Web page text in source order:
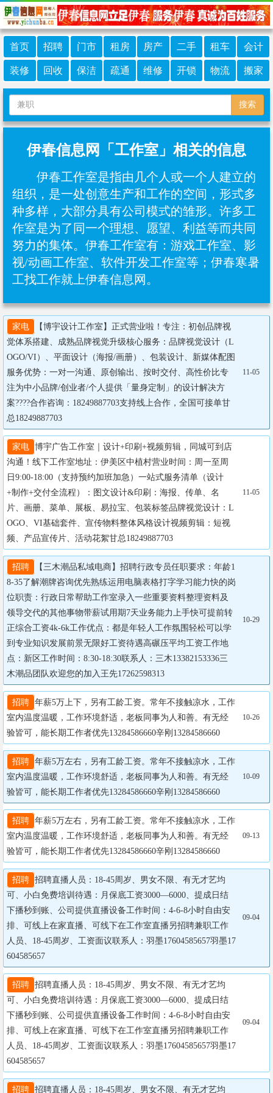
首页 招聘 门市 租房 房产 二手 租车 会计
装修 回收 保洁 疏通 维修 开锁 物流 搬家
搜索
伊春信息网「工作室」相关的信息
伊春工作室是指由几个人或一个人建立的
组织，是一处创意生产和工作的空间，形式多
种多样，大部分具有公司模式的雏形。许多工
作室是为了同一个理想、愿望、利益等而共同
努力的集体。伊春工作室有：‌游戏工作室、影
视/动画工作室、软件开发工作室等；伊春寒暑
工找工作就上伊春信息网。
家电
【博宇设计工作室】正式营业啦！专注：初创品牌视
觉体系搭建、成熟品牌视觉升级核心服务：品牌视觉设计（L
OGO/VI）、平面设计（海报/画册）、包装设计、新媒体配图
服务优势：一对一沟通、原创输出、按时交付、高性价比专
注为中小品牌/创业者/个人提供「量身定制」的设计解决方
案????合作咨询：18249887703支持线上合作，全国可接单甘
总18249887703
11-05
家电 博宇广告工作室｜设计+印刷+视频剪辑，同城可到店
沟通！线下工作室地址：伊美区中植村营业时间：周一至周
日9:00-18:00（支持预约加班加急）一站式服务清单（设计
+制作+交付全流程）：图文设计&印刷：海报、传单、名
片、画册、菜单、展板、易拉宝、包装标签品牌视觉设计：L
OGO、VI基础套件、宣传物料整体风格设计视频剪辑：短视
频、产品宣传片、活动花絮甘总18249887703
11-05
招聘
【三木潮品私域电商】招聘行政专员任职要求：年龄1
8-35了解潮牌咨询优先熟练运用电脑表格打字学习能力快的岗
位职责：行政日常帮助工作室录入一些重要资料整理资料及
领导交代的其他事物带薪试用期7天业务能力上手快可提前转
正综合工资4k-6k工作优点：都是年轻人工作氛围轻松可以学
到专业知识发展前景无限好工资待遇高碾压平均工资工作地
点：新区工作时间：8:30-18:30联系人：三木13382153336三
木潮品团队欢迎您的加入王先17262598313
10-29
招聘 年薪5万上下，另有工龄工资。常年不接触凉水，工作
室内温度温暖，工作环境舒适，老板同事为人和善。有无经
验皆可，能长期工作者优先13284586660辛刚13284586660
10-26
招聘 年薪5万左右，另有工龄工资。常年不接触凉水，工作
室内温度温暖，工作环境舒适，老板同事为人和善。有无经
验皆可，能长期工作者优先13284586660辛刚13284586660
10-09
招聘 年薪5万左右，另有工龄工资。常年不接触凉水，工作
室内温度温暖，工作环境舒适，老板同事为人和善。有无经
验皆可，能长期工作者优先13284586660辛刚13284586660
09-13
招聘 招聘直播人员：18-45周岁、男女不限、有无才艺均
可、小白免费培训待遇：月保底工资3000—6000、提成日结
下播秒到账、公司提供直播设备工作时间：4-6-8小时自由安
排、可线上在家直播、可线下在工作室直播另招聘兼职工作
人员、18-45周岁、工资面议联系人：羽墨17604585657羽墨17
604585657
09-04
招聘 招聘直播人员：18-45周岁、男女不限、有无才艺均
可、小白免费培训待遇：月保底工资3000—6000、提成日结
下播秒到账、公司提供直播设备工作时间：4-6-8小时自由安
排、可线上在家直播、可线下在工作室直播另招聘兼职工作
人员、18-45周岁、工资面议联系人：羽墨17604585657羽墨17
604585657
09-04
招聘 招聘直播人员：18-45周岁、男女不限、有无才艺均